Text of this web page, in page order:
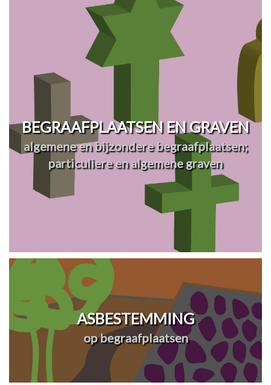
BEGRAAFPLAATSEN EN GRAVEN
algemene en bijzondere begraafplaatsen;
particuliere en algemene graven
ASBESTEMMING
op begraafplaatsen